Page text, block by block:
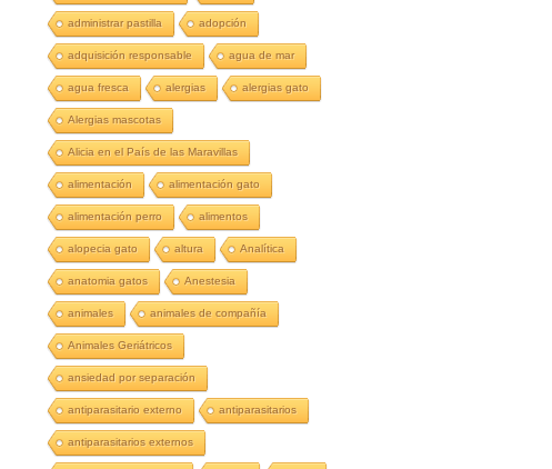
administrar pastilla adopción
adquisición responsable agua de mar
agua fresca alergias alergias gato
Alergias mascotas
Alicia en el País de las Maravillas
alimentación alimentación gato
alimentación perro alimentos
alopecia gato altura Analítica
anatomia gatos Anestesia
animales animales de compañía
Animales Geriátricos
ansiedad por separación
antiparasitario externo antiparasitarios
antiparasitarios externos